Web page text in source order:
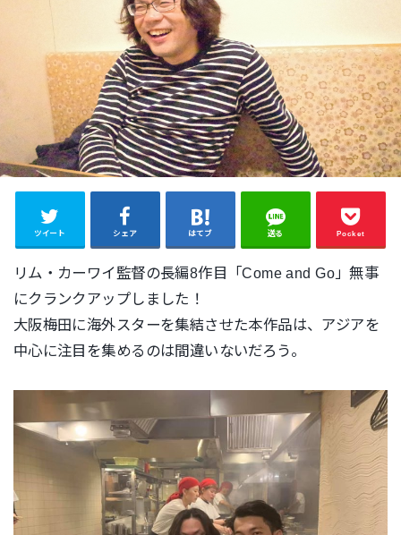
ツイート シェア はてブ 送る Pocket
リム・カーワイ監督の長編8作目「Come and Go」無事
にクランクアップしました！
大阪梅田に海外スターを集結させた本作品は、アジアを
中心に注目を集めるのは間違いないだろう。